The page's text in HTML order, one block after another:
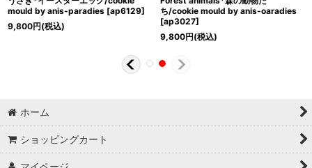
mould by anis-paradies [ap6129]
9,800円(税込)
ち/cookie mould by anis-oaradies
[ap3027]
9,800円(税込)
ホーム
ショッピングカート